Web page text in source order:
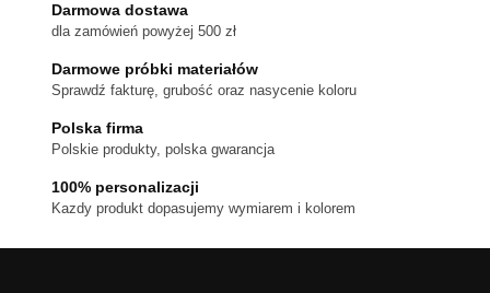
można
wybrać
na
produktu
Darmowa dostawa
dla zamówień powyżej 500 zł
Darmowe próbki materiałów
Sprawdź fakturę, grubość oraz nasycenie koloru
Polska firma
Polskie produkty, polska gwarancja
100% personalizacji
Kazdy produkt dopasujemy wymiarem i kolorem